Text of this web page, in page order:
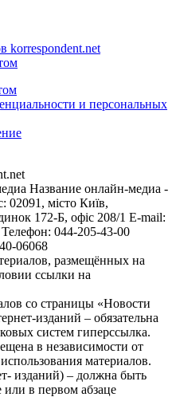
korrespondent.net
и персональных
Название онлайн-медиа -
02091, місто Київ,
172-Б, офіс 208/1 E-mail:
Телефон: 044-205-43-00
06068
размещённых на
ссылки на
со страницы «Новости
изданий – обязательна
систем гиперссылка.
в независимости от
материалов.
изданий) – должна быть
или в первом абзаце